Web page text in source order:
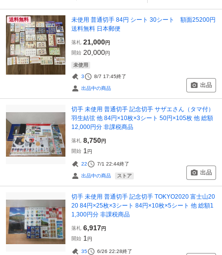
送料無料
未使用 普通切手 84円 シート 30シート 額面25200円
送料無料 日本郵便
落札 21,000円
開始 20,000円
未使用
3 8/7 17:45終了
出品中の商品 出品
切手 未使用 普通切手 記念切手 サザエさん（タマ付）
羽生結弦 他 84円×10枚×3シート 50円×105枚 他 総額
12,000円分 非課税商品
落札 8,750円
開始 1 円
22 7/1 22:44終了
出品中の商品 ストア 出品
切手 未使用 普通切手 記念切手 TOKYO2020 富士山20
20 84円×25枚×3シート 84円×10枚×5シート 他 総額1
1,300円分 非課税商品
落札 6,917円
開始 1 円
35 6/26 22:28終了